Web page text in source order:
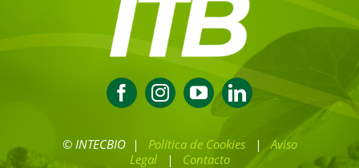
© INTECBIO | Política de Cookies|Aviso
Legal| Contacto